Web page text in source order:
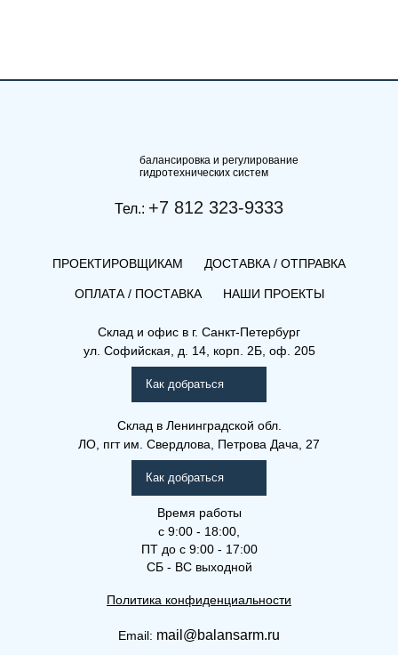
балансировка и регулирование
гидротехнических систем
Тел.: +7 812 323-9333
ПРОЕКТИРОВЩИКАМ ДОСТАВКА / ОТПРАВКА
ОПЛАТА / ПОСТАВКА НАШИ ПРОЕКТЫ
Склад и офис в г. Санкт-Петербург
ул. Софийская, д. 14, корп. 2Б, оф. 205
Как добраться
Склад в Ленинградской обл.
ЛО, пгт им. Свердлова, Петрова Дача, 27
Как добраться
Время работы
с 9:00 - 18:00,
ПТ до с 9:00 - 17:00
СБ - ВС выходной
Политика конфиденциальности
Email: mail@balansarm.ru